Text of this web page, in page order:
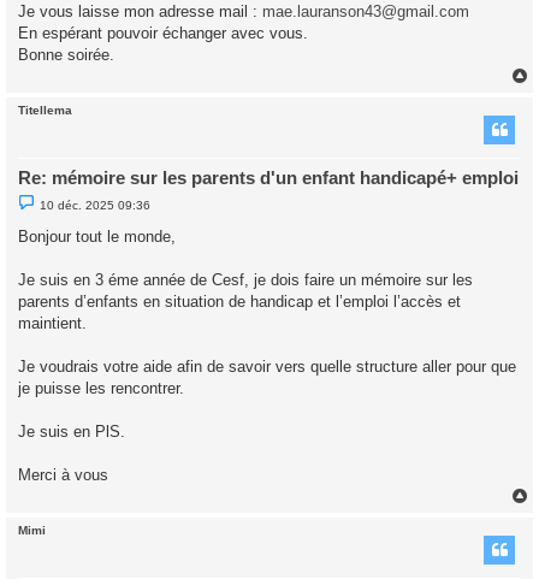
n
l
Je vous laisse mon adresse mail : mae.lauranson43@gmail.com
En espérant pouvoir échanger avec vous.
Bonne soirée.
Titellema
Re: mémoire sur les parents d'un enfant handicapé+ emploi
M
e
s
e
n
o
n
10 déc. 2025 09:36
Bonjour tout le monde,
Je suis en 3 éme année de Cesf, je dois faire un mémoire sur les
parents d’enfants en situation de handicap et l’emploi l’accès et
maintient.
Je voudrais votre aide afin de savoir vers quelle structure aller pour que
je puisse les rencontrer.
Je suis en PlS.
Merci à vous
Mimi